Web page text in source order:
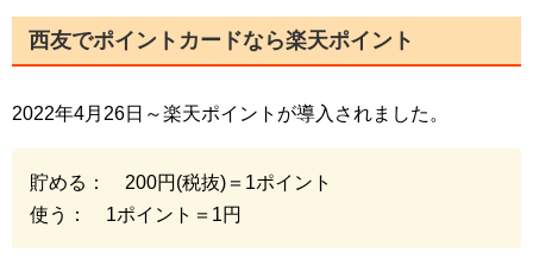
西友でポイントカードなら楽天ポイント
2022年4月26日～楽天ポイントが導入されました。
貯める： 200円(税抜)＝1ポイント
使う： 1ポイント＝1円